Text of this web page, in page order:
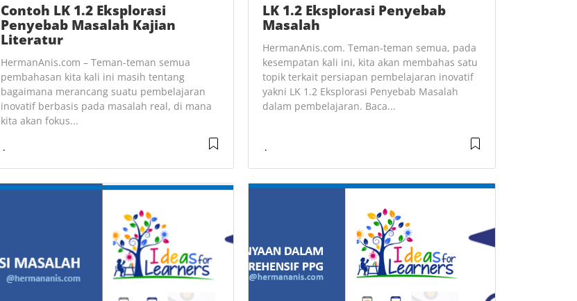
Contoh LK 1.2 Eksplorasi
Penyebab Masalah Kajian
Literatur
HermanAnis.com – Teman-teman semua
pembahasan kita kali ini masih tentang
bagaimana merancang suatu pembelajaran
inovatif berbasis pada masalah real, di mana
kita akan fokus...
LK 1.2 Eksplorasi Penyebab
Masalah
HermanAnis.com. Teman-teman semua, pada
kesempatan kali ini, kita akan membahas satu
topik terkait persiapan pembelajaran inovatif
yakni LK 1.2 Eksplorasi Penyebab Masalah
dalam pembelajaran. Baca...